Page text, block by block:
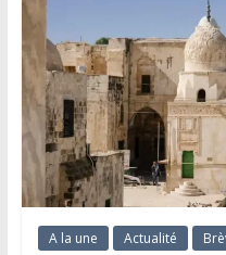
A la une Actualité